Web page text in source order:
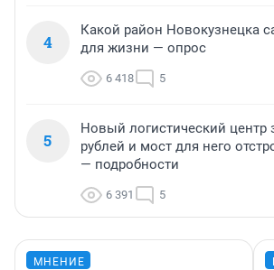
4
Какой район Новокузнецка
для жизни — опрос
6 418 5
5
Новый логистический центр
рублей и мост для него
— подробности
6 391 5
МНЕНИЕ